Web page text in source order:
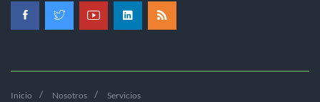
Inicio Nosotros Servicios